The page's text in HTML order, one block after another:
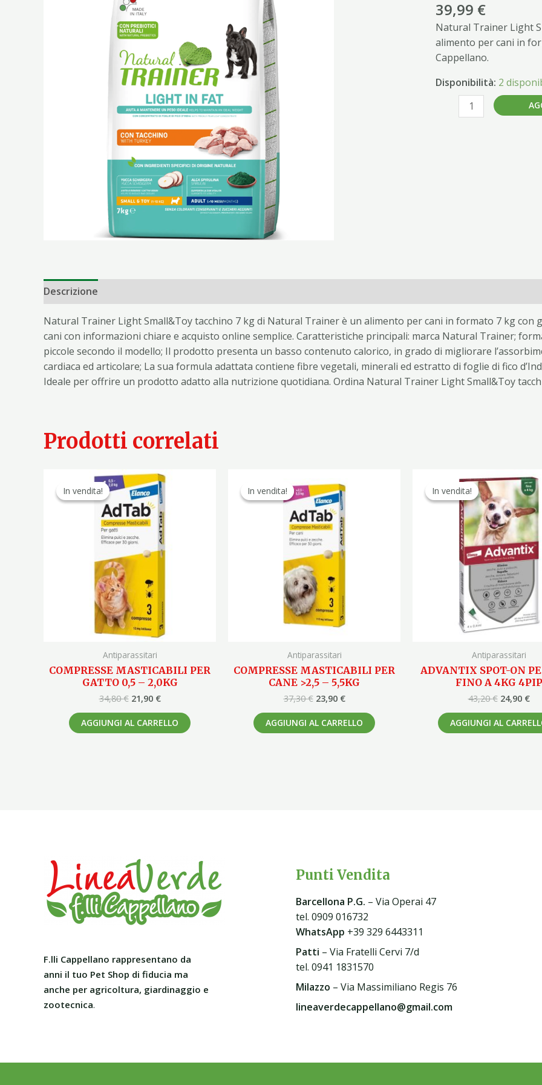
39,99 €
Natural Trainer Light
alimento per cani in
Cappellano.
Disponibilità: 2
quantità
Descrizione
Natural Trainer Light Small&Toy tacchino 7 kg di Natural Trainer è un alimento per cani in formato 7 kg con
cani con informazioni chiare e acquisto online semplice. Caratteristiche principali: marca Natural Trainer;
piccole secondo il modello; Il prodotto presenta un basso contenuto calorico, in grado di migliorare
cardiaca ed articolare; La sua formula adattata contiene fibre vegetali, minerali ed estratto di foglie di fico
Ideale per offrire un prodotto adatto alla nutrizione quotidiana. Ordina Natural Trainer Light Small&Toy
Prodotti correlati
In vendita!
In vendita!
Antiparassitari
COMPRESSE MASTICABILI PER
GATTO 0,5 – 2,0KG
34,80€
Il
prezzo
originale
era:
34,80 €.
21,90 €
Il
prezzo
attuale
è:
21,90 €.
AGGIUNGI AL CARRELLO
In vendita!
In vendita!
Antiparassitari
COMPRESSE MASTICABILI PER
CANE >2,5 – 5,5KG
37,30€
prezzo
originale
era:
37,30 €.
23,90 €
prezzo
attuale
23,90 €.
AGGIUNGI AL CARRELLO
In vendita!
In vendita!
Antiparassitari
ADVANTIX SPOT-ON
FINO A 4KG 4PIP
43,20€
prezzo
originale
era:
43,20 €.
24,90 €
Il
è:
AGGIUNGI AL
F.lli Cappellano rappresentano da
anni il tuo Pet Shop di fiducia ma
anche per agricoltura, giardinaggio e
zootecnica.
Punti Vendita
Barcellona P.G. – Via Operai 47
tel. 0909 016732
WhatsApp +39 329 6443311
Patti – Via Fratelli Cervi 7/d
tel. 0941 1831570
Milazzo – Via Massimiliano Regis 76
lineaverdecappellano@gmail.com